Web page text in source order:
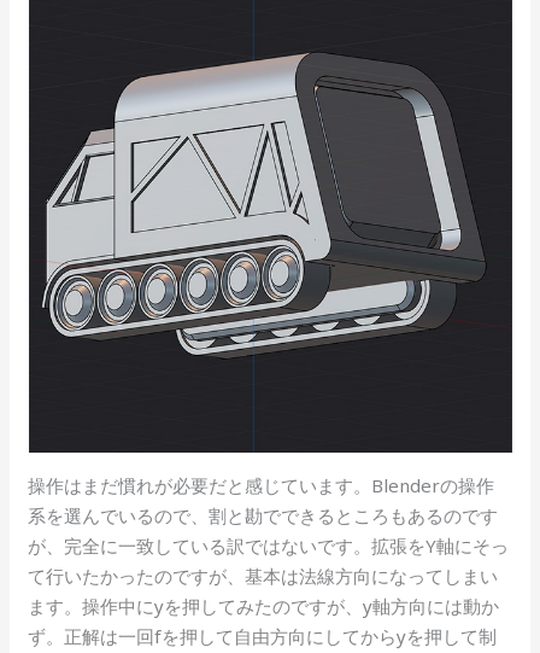
操作はまだ慣れが必要だと感じています。Blenderの操作
系を選んでいるので、割と勘でできるところもあるのです
が、完全に一致している訳ではないです。拡張をY軸にそっ
て行いたかったのですが、基本は法線方向になってしまい
ます。操作中にyを押してみたのですが、y軸方向には動か
ず。正解は一回fを押して自由方向にしてからyを押して制